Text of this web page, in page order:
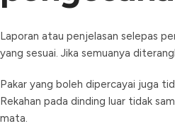
Laporan atau penjelasan selepas
yang sesuai. Jika semuanya
Pakar yang boleh dipercayai juga
Rekahan pada dinding luar tidak
mata.